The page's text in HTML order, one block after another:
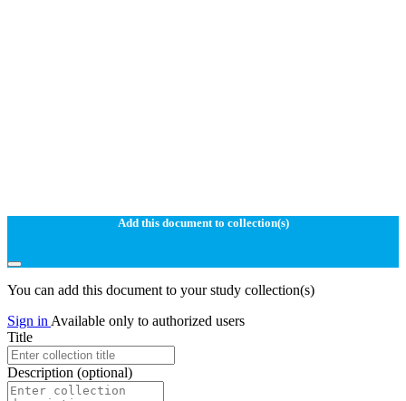
Add this document to collection(s)
You can add this document to your study collection(s)
Sign in Available only to authorized users
Title
Description (optional)